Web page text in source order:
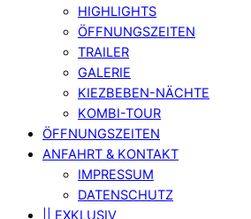
HIGHLIGHTS
ÖFFNUNGSZEITEN
TRAILER
GALERIE
KIEZBEBEN-NÄCHTE
KOMBI-TOUR
ÖFFNUNGSZEITEN
ANFAHRT & KONTAKT
IMPRESSUM
DATENSCHUTZ
|| EXKLUSIV